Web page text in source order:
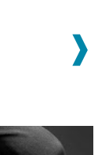
❱